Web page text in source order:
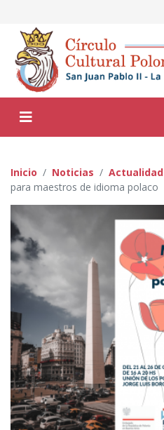
Inicio Noticias Actualidad
para maestros de idioma polaco